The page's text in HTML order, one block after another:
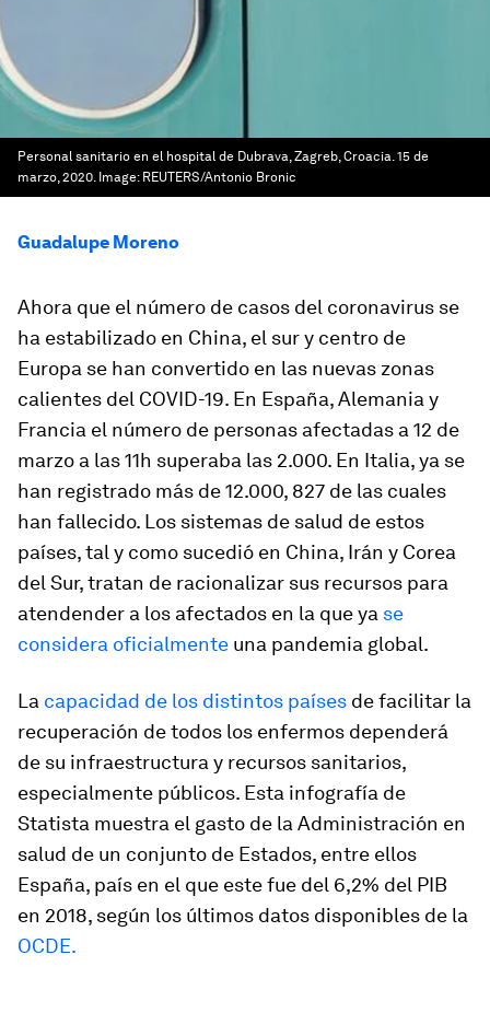
Personal sanitario en el hospital de Dubrava, Zagreb, Croacia. 15 de
marzo, 2020. Image: REUTERS/Antonio Bronic
Guadalupe Moreno
Ahora que el número de casos del coronavirus se
ha estabilizado en China, el sur y centro de
Europa se han convertido en las nuevas zonas
calientes del COVID-19. En España, Alemania y
Francia el número de personas afectadas a 12 de
marzo a las 11h superaba las 2.000. En Italia, ya se
han registrado más de 12.000, 827 de las cuales
han fallecido. Los sistemas de salud de estos
países, tal y como sucedió en China, Irán y Corea
del Sur, tratan de racionalizar sus recursos para
atendender a los afectados en la que ya se
considera oficialmente una pandemia global.
La capacidad de los distintos países de facilitar la
recuperación de todos los enfermos dependerá
de su infraestructura y recursos sanitarios,
especialmente públicos. Esta infografía de
Statista muestra el gasto de la Administración en
salud de un conjunto de Estados, entre ellos
España, país en el que este fue del 6,2% del PIB
en 2018, según los últimos datos disponibles de la
OCDE.